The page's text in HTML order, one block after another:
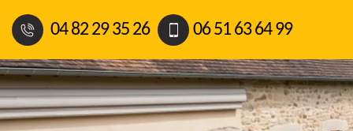
04 82 29 35 26 06 51 63 64 99